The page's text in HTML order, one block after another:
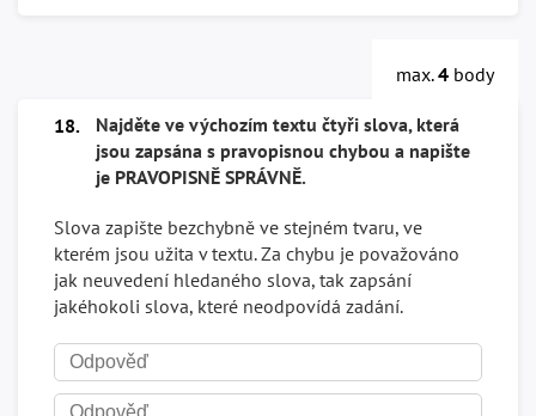
max.4 body
18.
Najděte ve výchozím textu čtyři slova, která
jsou zapsána s pravopisnou chybou a napište
je PRAVOPISNĚ SPRÁVNĚ.
Slova zapište bezchybně ve stejném tvaru, ve
kterém jsou užita v textu. Za chybu je považováno
jak neuvedení hledaného slova, tak zapsání
jakéhokoli slova, které neodpovídá zadání.